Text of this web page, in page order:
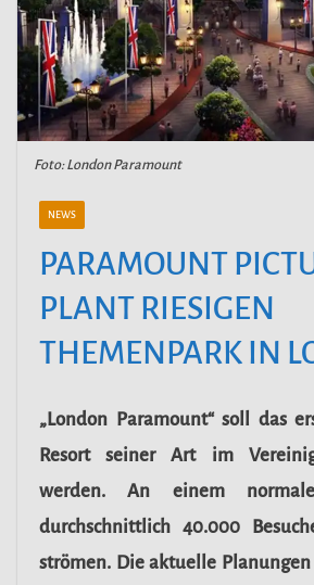
Foto: London Paramount
NEWS
PARAMOUNT
PLANT RIESIGEN
THEMENPARK IN
„London Paramount“ soll das
Resort seiner Art im
werden. An einem
durchschnittlich 40.000
strömen. Die aktuelle Planungen